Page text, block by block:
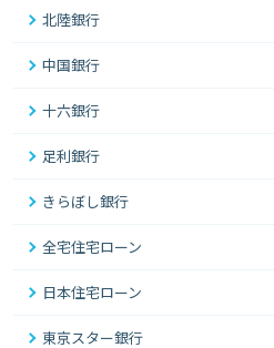
北陸銀行
中国銀行
十六銀行
足利銀行
きらぼし銀行
全宅住宅ローン
日本住宅ローン
東京スター銀行